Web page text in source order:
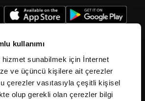
kullanımı
sunabilmek için İnternet
ve üçüncü kişilere ait çerezler
çerezler vasıtasıyla çeşitli kişisel
olup gerekli olan çerezler bilgi
hakları saklıdır.